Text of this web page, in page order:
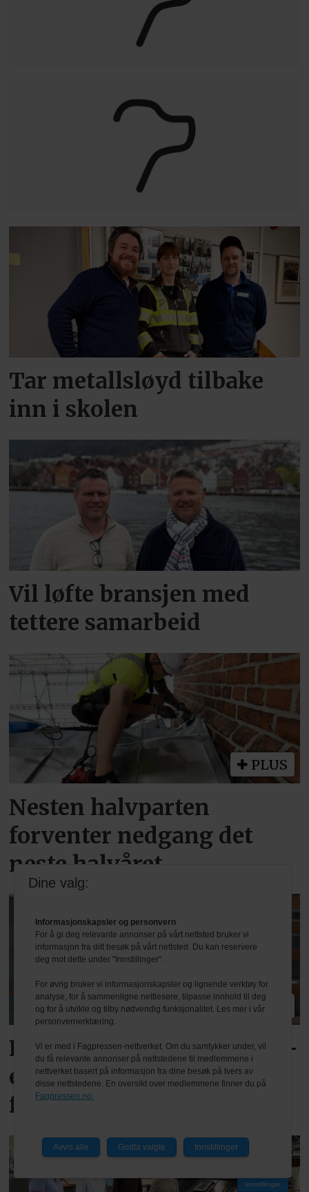
Tar metallsløyd tilbake
inn i skolen
Vil løfte bransjen med
tettere samarbeid
PLUS
Nesten halvparten
forventer nedgang det
neste halvåret
PLUS
Reagerer på varslede TEK-
endringer: – Kan svekke
fag og kvalitet
Innstillinger
Dine valg:
Informasjonskapsler og personvern
For å gi deg relevante annonser på vårt nettsted bruker vi
informasjon fra ditt besøk på vårt nettsted. Du kan reservere
deg mot dette under "Innstillinger".
For øvrig bruker vi informasjonskapsler og lignende verktøy for
analyse, for å sammenligne nettlesere, tilpasse innhold til deg
og for å utvikle og tilby nødvendig funksjonalitet. Les mer i vår
personvernerklæring.
Vi er med i Fagpressen-nettverket. Om du samtykker under, vil
du få relevante annonser på nettstedene til medlemmene i
nettverket basert på informasjon fra dine besøk på tvers av
disse nettstedene. En oversikt over medlemmene finner du på
Fagpressen.no.
Avvis alle Godta valgte Innstillinger